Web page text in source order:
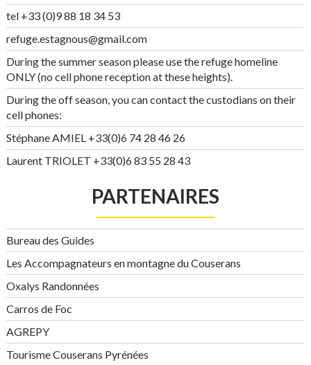
tel +33 (0)9 88 18 34 53
refuge.estagnous@gmail.com
During the summer season please use the refuge homeline
ONLY (no cell phone reception at these heights).
During the off season, you can contact the custodians on their
cell phones:
Stéphane AMIEL +33(0)6 74 28 46 26
Laurent TRIOLET +33(0)6 83 55 28 43
PARTENAIRES
Bureau des Guides
Les Accompagnateurs en montagne du Couserans
Oxalys Randonnées
Carros de Foc
AGREPY
Tourisme Couserans Pyrénées